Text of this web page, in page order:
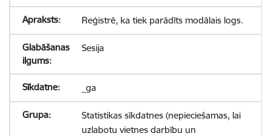
Reģistrē, ka tiek parādīts modālais logs.
Sesija
_ga
Statistikas sīkdatnes (nepieciešamas, lai
uzlabotu vietnes darbību un